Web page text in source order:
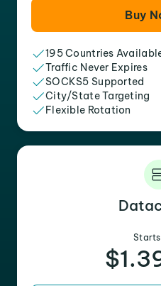
Buy
195 Countries
Traffic Never Expires
SOCKS5 Supported
City/State Targeting
Flexible Rotation